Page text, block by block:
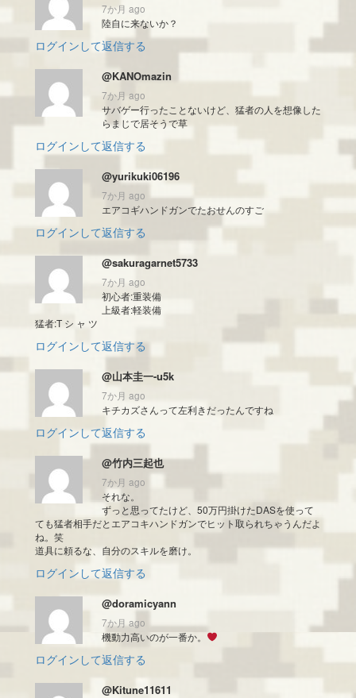
7か月 ago
陸自に来ないか？
ログインして返信する
@KANOmazin
7か月 ago
サバゲー行ったことないけど、猛者の人を想像した
らまじで居そうで草
ログインして返信する
@yurikuki06196
7か月 ago
エアコギハンドガンでたおせんのすご
ログインして返信する
@sakuragarnet5733
7か月 ago
初心者:重装備
上級者:軽装備
猛者:T シ ャ ツ
ログインして返信する
@山本圭一-u5k
7か月 ago
キチカズさんって左利きだったんですね
ログインして返信する
@竹内三起也
7か月 ago
それな。
ずっと思ってたけど、50万円掛けたDASを使って
ても猛者相手だとエアコキハンドガンでヒット取られちゃうんだよ
ね。笑
道具に頼るな、自分のスキルを磨け。
ログインして返信する
@doramicyann
7か月 ago
機動力高いのが一番か。
ログインして返信する
@Kitune11611